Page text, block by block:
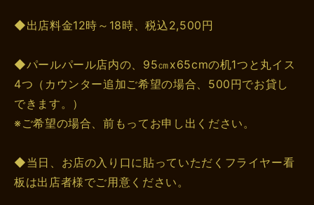
◆出店料金12時～18時、税込2,500円
◆パールパール店内の、95㎝x65cmの机1つと丸イス
4つ（カウンター追加ご希望の場合、500円でお貸し
できます。）
※ご希望の場合、前もってお申し出ください。
◆当日、お店の入り口に貼っていただくフライヤー看
板は出店者様でご用意ください。